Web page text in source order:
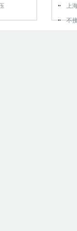
上
不